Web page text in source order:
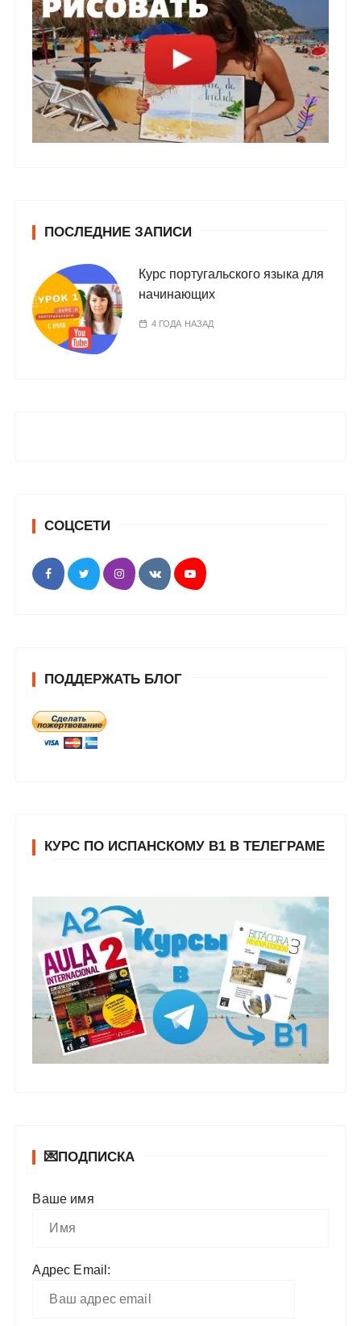
ПОСЛЕДНИЕ ЗАПИСИ
Курс португальского языка для
начинающих
4 ГОДА НАЗАД
СОЦСЕТИ
ПОДДЕРЖАТЬ БЛОГ
КУРС ПО ИСПАНСКОМУ В1 В ТЕЛЕГРАМЕ
💌ПОДПИСКА
Ваше имя
Адрес Email: